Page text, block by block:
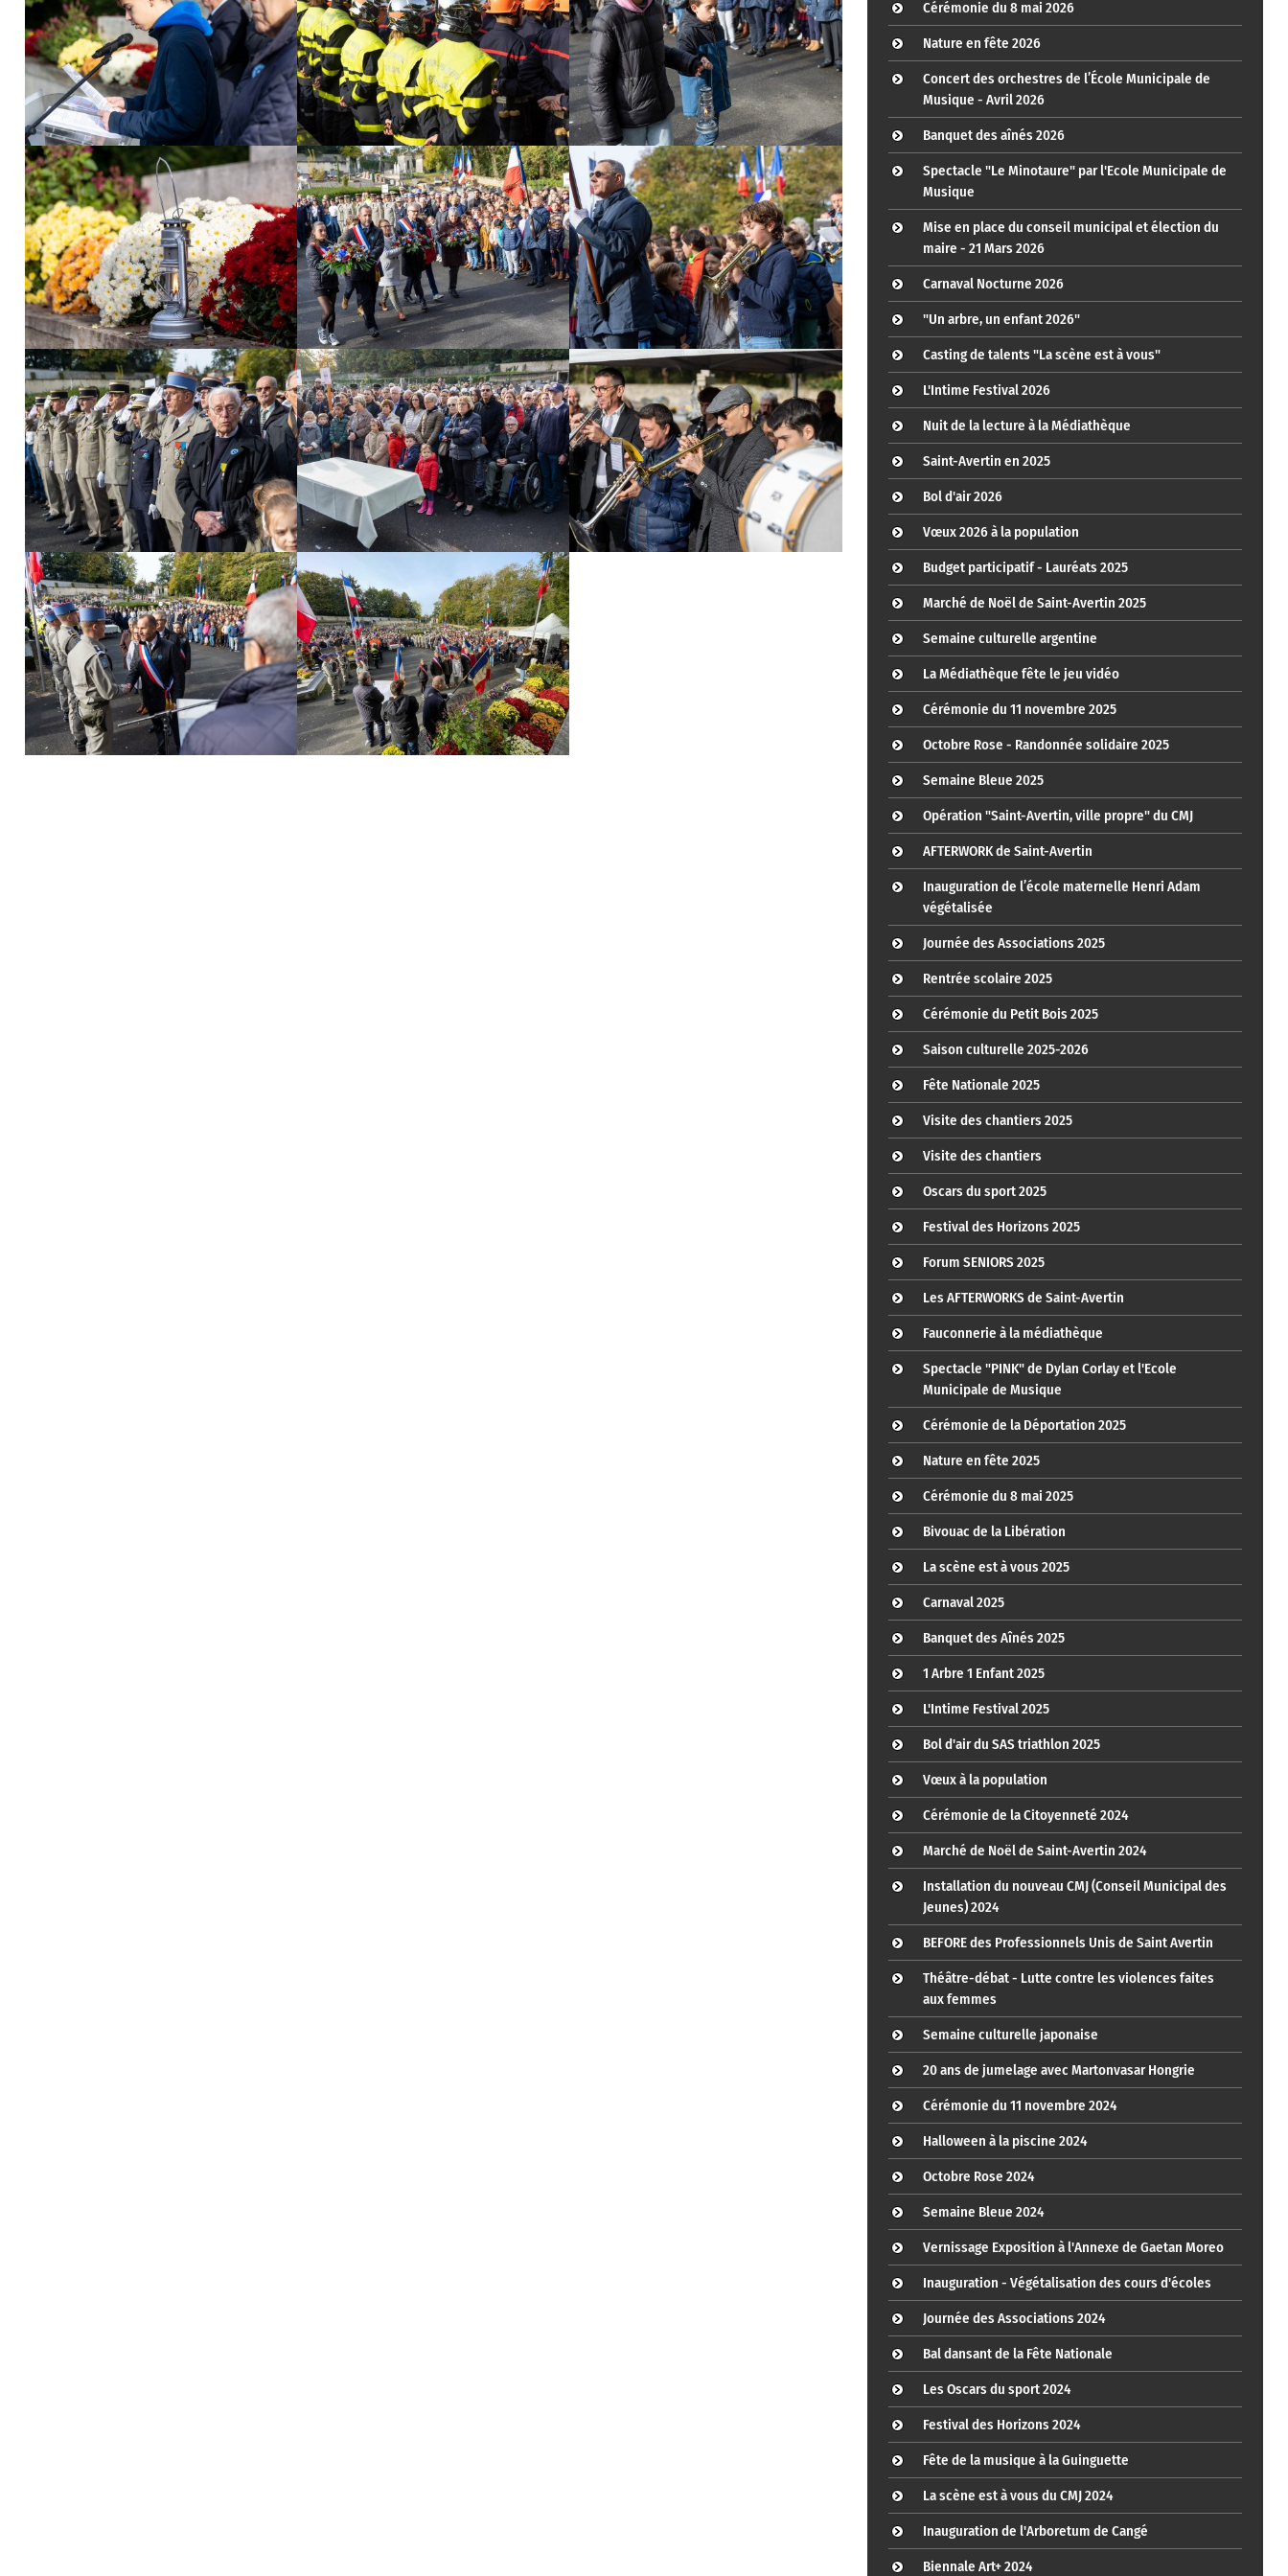
Cérémonie du 8 mai 2026
Nature en fête 2026
Concert des orchestres de l’École Municipale de
Musique - Avril 2026
Banquet des aînés 2026
Spectacle "Le Minotaure" par l'Ecole Municipale de
Musique
Mise en place du conseil municipal et élection du
maire - 21 Mars 2026
Carnaval Nocturne 2026
"Un arbre, un enfant 2026"
Casting de talents "La scène est à vous"
L'Intime Festival 2026
Nuit de la lecture à la Médiathèque
Saint-Avertin en 2025
Bol d'air 2026
Vœux 2026 à la population
Budget participatif - Lauréats 2025
Marché de Noël de Saint-Avertin 2025
Semaine culturelle argentine
La Médiathèque fête le jeu vidéo
Cérémonie du 11 novembre 2025
Octobre Rose - Randonnée solidaire 2025
Semaine Bleue 2025
Opération "Saint-Avertin, ville propre" du CMJ
AFTERWORK de Saint-Avertin
Inauguration de l’école maternelle Henri Adam
végétalisée
Journée des Associations 2025
Rentrée scolaire 2025
Cérémonie du Petit Bois 2025
Saison culturelle 2025-2026
Fête Nationale 2025
Visite des chantiers 2025
Visite des chantiers
Oscars du sport 2025
Festival des Horizons 2025
Forum SENIORS 2025
Les AFTERWORKS de Saint-Avertin
Fauconnerie à la médiathèque
Spectacle "PINK" de Dylan Corlay et l'Ecole
Municipale de Musique
Cérémonie de la Déportation 2025
Nature en fête 2025
Cérémonie du 8 mai 2025
Bivouac de la Libération
La scène est à vous 2025
Carnaval 2025
Banquet des Aînés 2025
1 Arbre 1 Enfant 2025
L'Intime Festival 2025
Bol d'air du SAS triathlon 2025
Vœux à la population
Cérémonie de la Citoyenneté 2024
Marché de Noël de Saint-Avertin 2024
Installation du nouveau CMJ (Conseil Municipal des
Jeunes) 2024
BEFORE des Professionnels Unis de Saint Avertin
Théâtre-débat - Lutte contre les violences faites
aux femmes
Semaine culturelle japonaise
20 ans de jumelage avec Martonvasar Hongrie
Cérémonie du 11 novembre 2024
Halloween à la piscine 2024
Octobre Rose 2024
Semaine Bleue 2024
Vernissage Exposition à l'Annexe de Gaetan Moreo
Inauguration - Végétalisation des cours d'écoles
Journée des Associations 2024
Bal dansant de la Fête Nationale
Les Oscars du sport 2024
Festival des Horizons 2024
Fête de la musique à la Guinguette
La scène est à vous du CMJ 2024
Inauguration de l'Arboretum de Cangé
Biennale Art+ 2024